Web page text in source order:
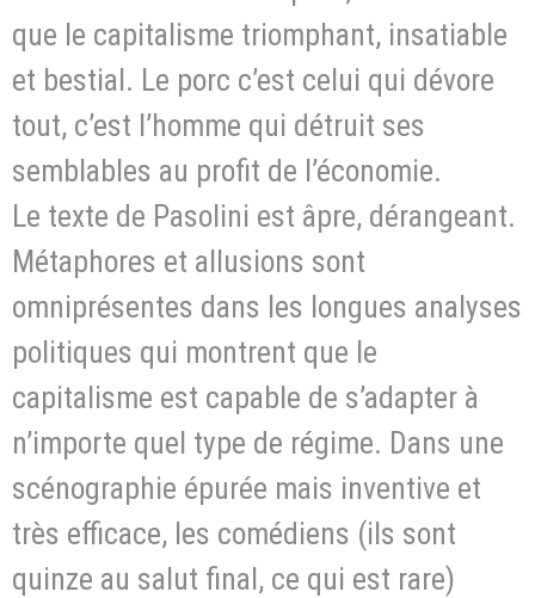
que le capitalisme triomphant, insatiable
et bestial. Le porc c’est celui qui dévore
tout, c’est l’homme qui détruit ses
semblables au profit de l’économie.
Le texte de Pasolini est âpre, dérangeant.
Métaphores et allusions sont
omniprésentes dans les longues analyses
politiques qui montrent que le
capitalisme est capable de s’adapter à
n’importe quel type de régime. Dans une
scénographie épurée mais inventive et
très efficace, les comédiens (ils sont
quinze au salut final, ce qui est rare)